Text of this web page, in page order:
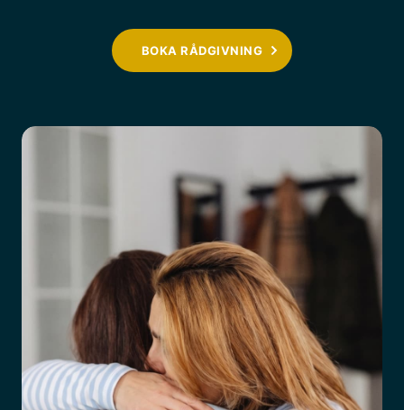
BOKA RÅDGIVNING